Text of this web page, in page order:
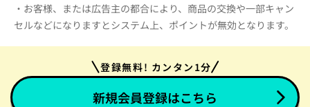
・お客様、または広告主の都合により、商品の交換や一部キャン
セルなどになりますとシステム上、ポイントが無効となります。
登録無料! カンタン1分
新規会員登録はこちら